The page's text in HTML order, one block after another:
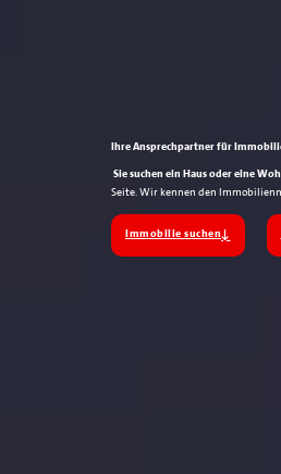
Ihre Ansprechpartner für
Sie suchen ein Haus oder eine
Seite. Wir kennen den
Immobilie suchen